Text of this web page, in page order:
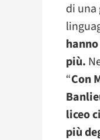
di
più.
“Con
liceo
più